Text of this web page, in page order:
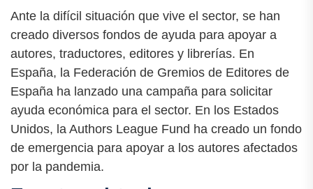
Ante la difícil situación que vive el sector, se han
creado diversos fondos de ayuda para apoyar a
autores, traductores, editores y librerías. En
España, la Federación de Gremios de Editores de
España ha lanzado una campaña para solicitar
ayuda económica para el sector. En los Estados
Unidos, la Authors League Fund ha creado un fondo
de emergencia para apoyar a los autores afectados
por la pandemia.